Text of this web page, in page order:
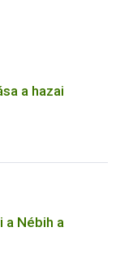
a hazai
Nébih a